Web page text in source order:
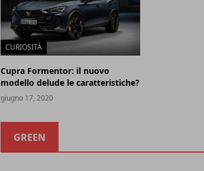
CURIOSITÀ
Cupra Formentor: il nuovo
modello delude le caratteristiche?
giugno 17, 2020
GREEN